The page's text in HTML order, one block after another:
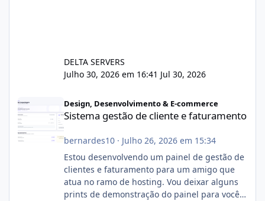
DELTA SERVERS
Julho 30, 2026 em 16:41 Jul 30, 2026
Design, Desenvolvimento & E-commerce
Sistema gestão de cliente e faturamento
bernardes10· Julho 26, 2026 em 15:34
Estou desenvolvendo um painel de gestão de
clientes e faturamento para um amigo que
atua no ramo de hosting. Vou deixar alguns
prints de demonstração do painel para vocês